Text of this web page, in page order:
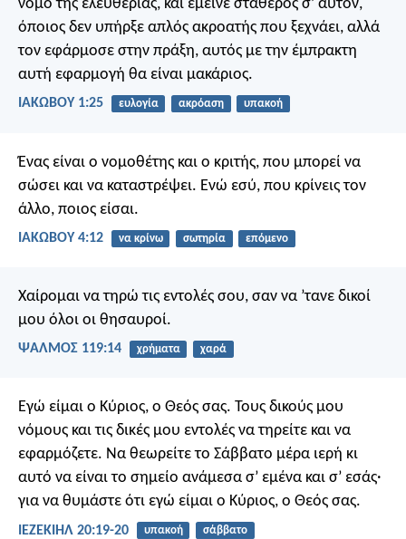
νόμο της ελευθερίας, και έμεινε σταθερός σ’ αυτόν,
όποιος δεν υπήρξε απλός ακροατής που ξεχνάει, αλλά
τον εφάρμοσε στην πράξη, αυτός με την έμπρακτη
αυτή εφαρμογή θα είναι μακάριος.
ΙΑΚΩΒΟΥ 1:25 ευλογία ακρόαση υπακοή
Ένας είναι ο νομοθέτης και ο κριτής, που μπορεί να
σώσει και να καταστρέψει. Ενώ εσύ, που κρίνεις τον
άλλο, ποιος είσαι.
ΙΑΚΩΒΟΥ 4:12 να κρίνω σωτηρία επόμενο
Χαίρομαι να τηρώ τις εντολές σου, σαν να ’τανε δικοί
μου όλοι οι θησαυροί.
ΨΑΛΜΌΣ 119:14 χρήματα χαρά
Εγώ είμαι ο Κύριος, ο Θεός σας. Τους δικούς μου
νόμους και τις δικές μου εντολές να τηρείτε και να
εφαρμόζετε. Να θεωρείτε το Σάββατο μέρα ιερή κι
αυτό να είναι το σημείο ανάμεσα σ’ εμένα και σ’ εσάς·
για να θυμάστε ότι εγώ είμαι ο Κύριος, ο Θεός σας.
ΙΕΖΕΚΙΗΛ 20:19-20 υπακοή σάββατο